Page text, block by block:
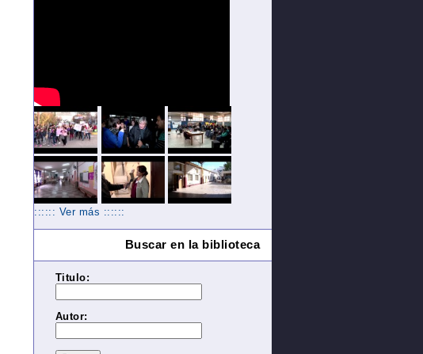
:::::: Ver más ::::::
Buscar en la biblioteca
Titulo:
Autor: